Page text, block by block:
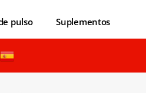
pulso Suplementos